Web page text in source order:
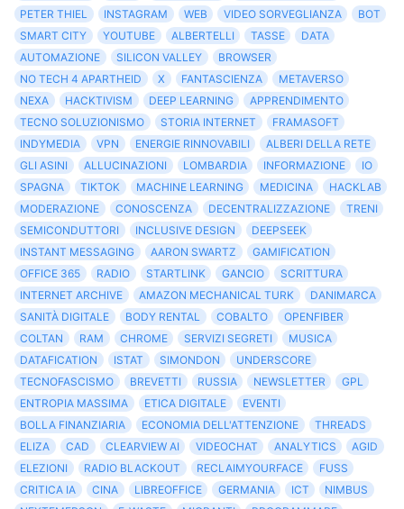
PETER THIEL
INSTAGRAM WEB VIDEO SORVEGLIANZA
BOT
SMART CITY
YOUTUBE ALBERTELLI TASSE
DATA
AUTOMAZIONE
SILICON VALLEY
BROWSER
NO TECH 4 APARTHEID
X FANTASCIENZA
METAVERSO
NEXA
HACKTIVISM DEEP LEARNING
APPRENDIMENTO
TECNO SOLUZIONISMO
STORIA INTERNET
FRAMASOFT
INDYMEDIA
VPN ENERGIE RINNOVABILI
ALBERI DELLA RETE
GLI ASINI
ALLUCINAZIONI LOMBARDIA INFORMAZIONE
IO
SPAGNA
TIKTOK MACHINE LEARNING MEDICINA
HACKLAB
MODERAZIONE
CONOSCENZA DECENTRALIZZAZIONE
TRENI
SEMICONDUTTORI
INCLUSIVE DESIGN
DEEPSEEK
INSTANT MESSAGING
AARON SWARTZ
GAMIFICATION
OFFICE 365
RADIO STARTLINK GANCIO
SCRITTURA
INTERNET ARCHIVE
AMAZON MECHANICAL TURK
DANIMARCA
SANITÀ DIGITALE
BODY RENTAL COBALTO
OPENFIBER
COLTAN
RAM CHROME SERVIZI SEGRETI
MUSICA
DATAFICATION
ISTAT SIMONDON
UNDERSCORE
TECNOFASCISMO
BREVETTI RUSSIA NEWSLETTER
GPL
ENTROPIA MASSIMA
ETICA DIGITALE
EVENTI
BOLLA FINANZIARIA
ECONOMIA DELL'ATTENZIONE
THREADS
ELIZA
CAD CLEARVIEW AI VIDEOCHAT ANALYTICS
AGID
ELEZIONI
RADIO BLACKOUT RECLAIMYOURFACE
FUSS
CRITICA IA
CINA LIBREOFFICE GERMANIA ICT
NIMBUS